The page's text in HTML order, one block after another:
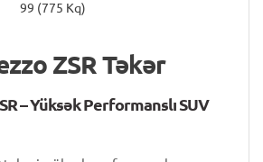
99 (775 Kq)
ZSR Təkər
– Yüksək Performanslı SUV